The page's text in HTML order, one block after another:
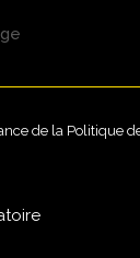
de la Politique